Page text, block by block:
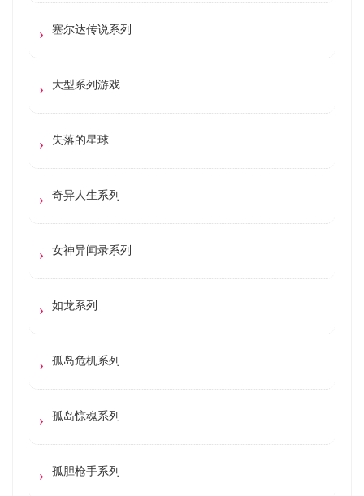
塞尔达传说系列
大型系列游戏
失落的星球
奇异人生系列
女神异闻录系列
如龙系列
孤岛危机系列
孤岛惊魂系列
孤胆枪手系列